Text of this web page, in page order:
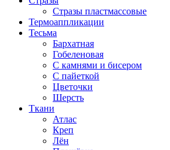
Стразы пластмассовые
Термоаппликации
Тесьма
Бархатная
Гобеленовая
С камнями и бисером
С пайеткой
Цветочки
Шерсть
Ткани
Атлас
Креп
Лён